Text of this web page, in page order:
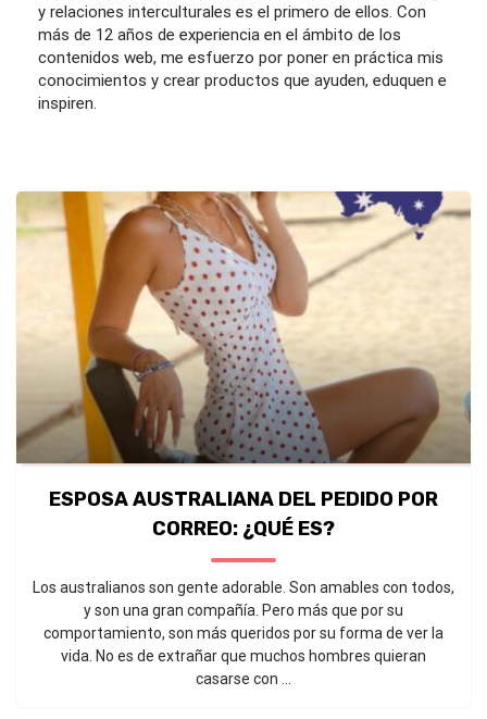
y relaciones interculturales es el primero de ellos. Con
más de 12 años de experiencia en el ámbito de los
contenidos web, me esfuerzo por poner en práctica mis
conocimientos y crear productos que ayuden, eduquen e
inspiren.
ESPOSA AUSTRALIANA DEL PEDIDO POR
CORREO: ¿QUÉ ES?
Los australianos son gente adorable. Son amables con todos,
y son una gran compañía. Pero más que por su
comportamiento, son más queridos por su forma de ver la
vida. No es de extrañar que muchos hombres quieran
casarse con ...